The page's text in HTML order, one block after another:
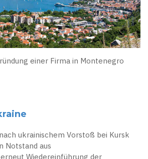
einer Firma in Montenegro
ukrainischem Vorstoß bei Kursk
Notstand aus
Wiedereinführung der